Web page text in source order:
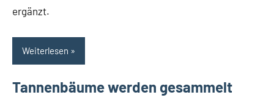
ergänzt.
Weiterlesen
Tannenbäume werden gesammelt